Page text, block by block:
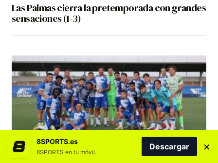
Las Palmas cierra la pretemporada con grandes
sensaciones (1-3)
CD TENERIFEDESTACADOS
El Tenerife cierra la pretemporada con victoria
8SPORTS.es
8SPORTS en tu móvil.
Descargar ×